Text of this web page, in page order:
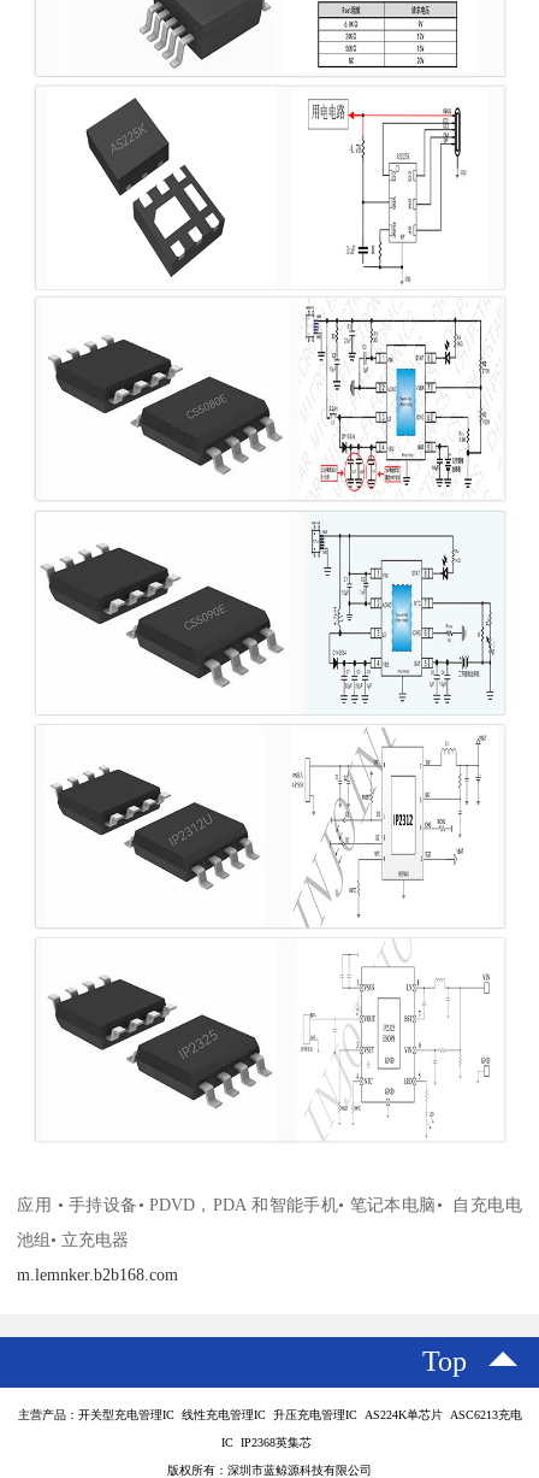
应用 • 手持设备• PDVD，PDA 和智能手机• 笔记本电脑• 自充电电
池组• 立充电器
m.lemnker.b2b168.com
Top
主营产品：开关型充电管理IC 线性充电管理IC 升压充电管理IC AS224K单芯片 ASC6213充电
IC IP2368英集芯
版权所有：深圳市蓝鲸源科技有限公司